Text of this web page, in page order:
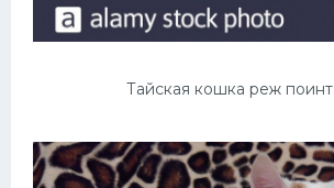
Тайская кошка реж поинт